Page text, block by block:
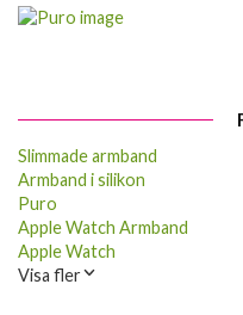
Slimmade armband
Armband i silikon
Puro
Apple Watch Armband
Apple Watch
Visa fler